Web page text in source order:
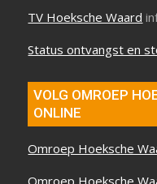
TV Hoeksche Waard
Status ontvangst en
VOLG OMROEP
ONLINE
Omroep Hoeksche
Omroep Hoeksche